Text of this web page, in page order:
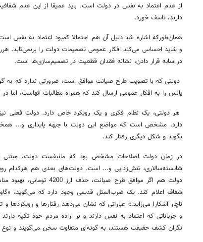
از عدم اعتماد به نفس در دولت است. باید عمیقا از این عدم
دارند، تاسف خورد.
همان‌طورکه اشاره شد دلیل آن هم احتمالا کمبود اعتماد به نفس
و شاید احساس می‌کند افکار عمومی تصمیمات دولت را برنمی‌تابد.
در سایه قرار دادن، نشانه فقدان قطعیت در تصمیم‌سازی‌ها است.
دولتی که با تصویب طرح صیانت موافق است، ضرورتی ندارد که به
پالس را به افکار عمومی ارسال کند که همراه مطالبات آنهاست، اما در
هر دولتی، یک نظام فکری و یک رویکرد خاص دارد. دولت فعلی نیز
دارد. مشخص است که مواضع این دولت با جبهه پایداری و...
بگوید و شکل دیگری رفتار کند.
در زمان دولت اصلاحات مشخص بود که مانیفست دولت، مبتنی
شایسته‌سالاری، تنش‌زدایی و... است. دولت‌های بعدی هم هرکدام
دولت هم اگر موافق طرح
شفاف اعلام کند. یک ضرب‌المثل قدیمی وجود دارد که می‌گوید،
ناچار آشکارا می‌زاید.» عباراتی که نشان می‌دهد رفتارها و
و جریاناتی که اعتماد به نفس دارند و بر اراده مردم خود تکیه
نگران کشف حقیقت هستند، به گونه‌ای متفاوت سخن می‌گویند و نوع